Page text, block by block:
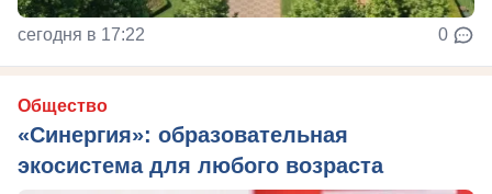
сегодня в 17:22 0
Общество
«Синергия»: образовательная
экосистема для любого возраста